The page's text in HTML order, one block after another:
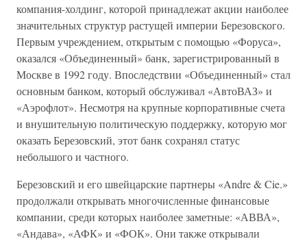
компания-холдинг, которой принадлежат акции наиболее
значительных структур растущей империи Березовского.
Первым учреждением, открытым с помощью «Форуса»,
оказался «Объединенный» банк, зарегистрированный в
Москве в 1992 году. Впоследствии «Объединенный» стал
основным банком, который обслуживал «АвтоВАЗ» и
«Аэрофлот». Несмотря на крупные корпоративные счета
и внушительную политическую поддержку, которую мог
оказать Березовский, этот банк сохранял статус
небольшого и частного.
Березовский и его швейцарские партнеры «Andre & Cie.»
продолжали открывать многочисленные финансовые
компании, среди которых наиболее заметные: «АВВА»,
«Андава», «АФК» и «ФОК». Они также открывали